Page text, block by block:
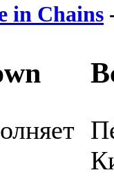
in Chains